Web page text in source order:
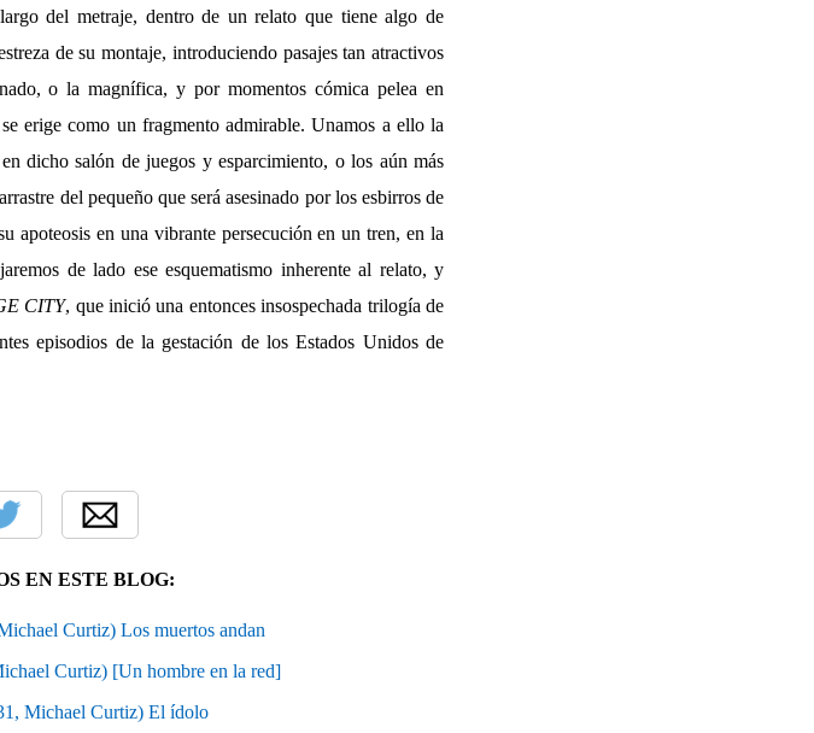
del metraje, dentro de un relato que tiene algo de
de su montaje, introduciendo pasajes tan atractivos
o la magnífica, y por momentos cómica pelea en
erige como un fragmento admirable. Unamos a ello la
dicho salón de juegos y esparcimiento, o los aún más
del pequeño que será asesinado por los esbirros de
apoteosis en una vibrante persecución en un tren, en la
de lado ese esquematismo inherente al relato, y
CITY, que inició una entonces insospechada trilogía de
episodios de la gestación de los Estados Unidos de
EN ESTE BLOG:
Curtiz) Los muertos andan
Curtiz) [Un hombre en la red]
Michael Curtiz) El ídolo